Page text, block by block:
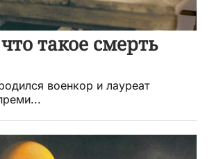
такое смерть
военкор и лауреат